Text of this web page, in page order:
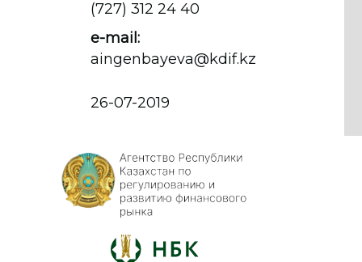
(727) 312 24 40
e-mail:
aingenbayeva@kdif.kz
26-07-2019